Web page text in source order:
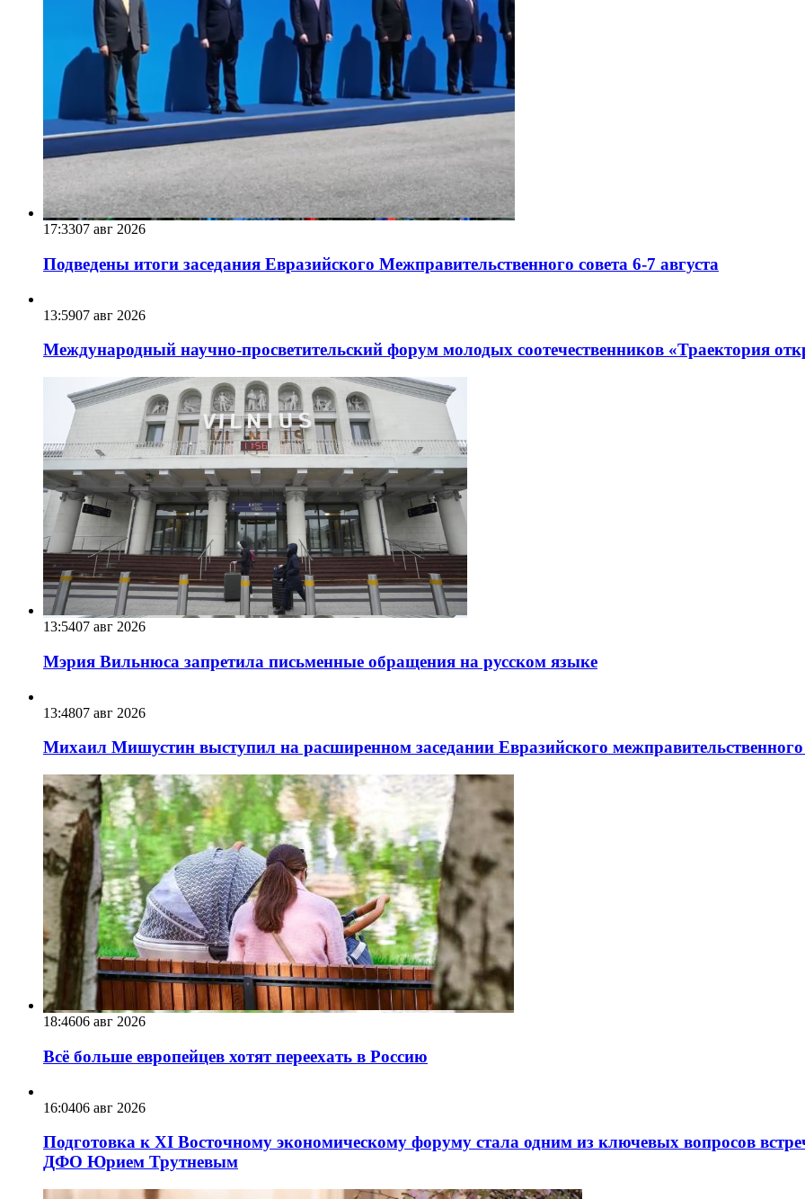
17:3307 авг 2026
Подведены итоги заседания Евразийского Межправительственного совета 6-7 августа
13:5907 авг 2026
Международный научно-просветительский форум молодых соотечественников «Траектория
13:5407 авг 2026
Мэрия Вильнюса запретила письменные обращения на русском языке
13:4807 авг 2026
Михаил Мишустин выступил на расширенном заседании Евразийского
18:4606 авг 2026
Всё больше европейцев хотят переехать в Россию
16:0406 авг 2026
Подготовка к XI Восточному экономическому форуму стала одним из ключевых вопросов
ДФО Юрием Трутневым